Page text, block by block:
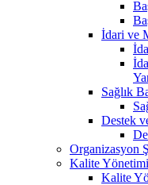
İdari ve
Sağlık
Destek
Organizasyon
Kalite Yönetimi
Kalite